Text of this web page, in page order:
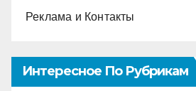
Реклама и Контакты
Интересное По Рубрикам